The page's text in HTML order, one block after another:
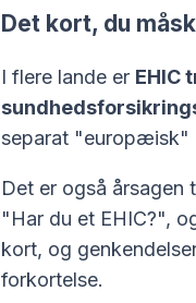
Det kort, du
I flere lande er EHIC
separat "europæisk"
Det er også årsagen
"Har du et EHIC?",
kort, og
forkortelse.